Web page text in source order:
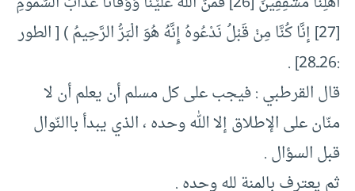
[27] إنَّا كُنَّا مِنْ قَبْلُ نَدْعُوهُ إِنَّهُ هُوَ الْبَرُّ الرَّحِيمُ ) [ الطور
:26ــ28] .
قال القرطبي : فيجب على كل مسلم أن يعلم أن لا
منّان على الإطلاق إلا الله وحده ، الذي يبدأ باالنّوال
قبل السؤال .
ثم يعترف بالمنة لله وحده .